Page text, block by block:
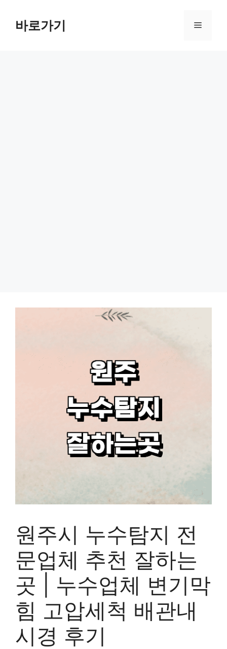
바로가기 메
원주시 누수탐지 전
문업체 추천 잘하는
곳 | 누수업체 변기막
힘 고압세척 배관내
시경 후기